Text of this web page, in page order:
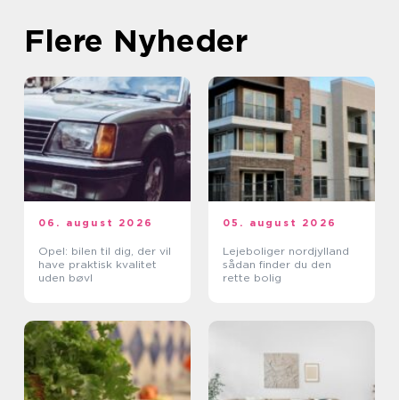
Flere Nyheder
06. august 2026
Opel: bilen til dig, der vil
have praktisk kvalitet
uden bøvl
05. august 2026
Lejeboliger nordjylland
sådan finder du den
rette bolig